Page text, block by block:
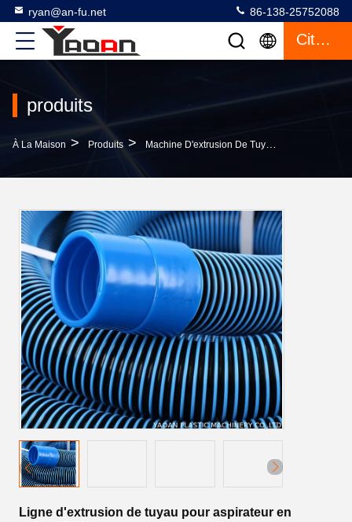
ryan@an-fu.net 86-138-25752088
Citation
produits
À La Maison > Produits > Machine D'extrusion De Tuyaux En Plastique
Ligne d'extrusion de tuyau pour aspirateur en